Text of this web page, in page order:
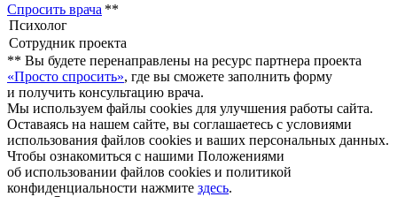
Спросить врача **
** Вы будете перенаправлены на ресурс партнера проекта
«Просто спросить», где вы сможете заполнить форму
и получить консультацию врача.
Мы используем файлы cookies для улучшения работы сайта.
Оставаясь на нашем сайте, вы соглашаетесь с условиями
использования файлов cookies и ваших персональных данных.
Чтобы ознакомиться с нашими Положениями
об использовании файлов cookies и политикой
конфиденциальности нажмите здесь.